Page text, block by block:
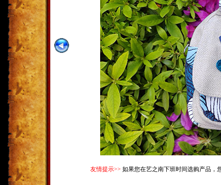
友情提示>> 如果您在艺之南下班时间选购产品，